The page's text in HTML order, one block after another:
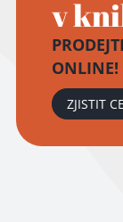
v
ONLINE!
ZJISTIT